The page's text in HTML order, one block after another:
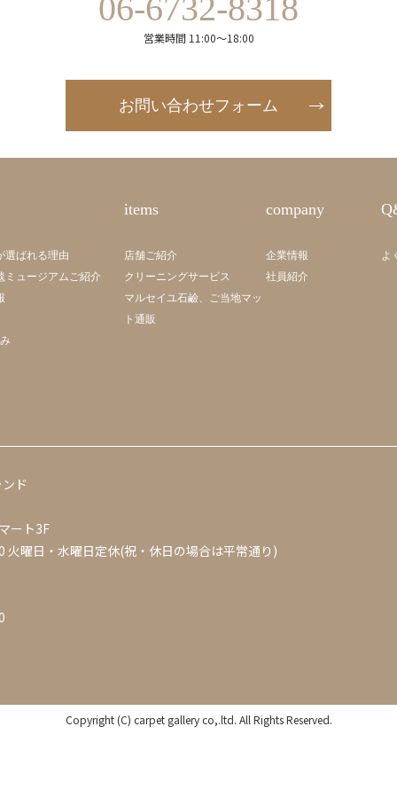
06-6732-8318
営業時間 11:00～18:00
お問い合わせフォーム
選ばれる理由
ミュージアムご紹介
items
店舗ご紹介
クリーニングサービス
マルセイユ石鹼、ご当地マッ
ト通販
company
企業情報
社員紹介
よ
ド
ート3F
火曜日・水曜日定休(祝・休日の場合は平常通り)
Copyright (C) carpet gallery co,.ltd. All Rights Reserved.